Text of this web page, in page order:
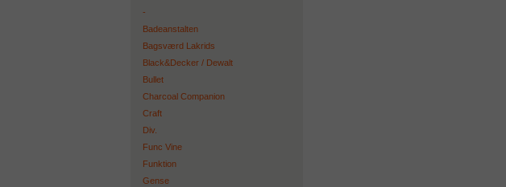
-
Badeanstalten
Bagsværd Lakrids
Black&Decker / Dewalt
Bullet
Charcoal Companion
Craft
Div.
Func Vine
Funktion
Gense